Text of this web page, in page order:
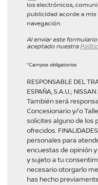
los electrónicos,
publicidad acorde a
navegación.
Al enviar este
aceptado nuestra
*Campos obligatorios
RESPONSABLE DEL
ESPAÑA, S.A.U.;
También será
Concesionario y/o
solicites alguno de los
ofrecidos.
personales para
encuestas de opinión
y sujeto a tu
necesario otorgarlo
has hecho